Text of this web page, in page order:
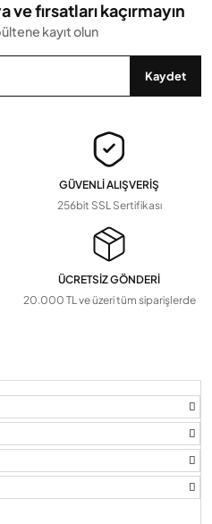
fırsatları kaçırmayın
kayıt olun
Kaydet
GÜVENLİ ALIŞVERİŞ
256bit SSL Sertifikası
ÜCRETSİZ GÖNDERİ
20.000 TL ve üzeri tüm siparişlerde